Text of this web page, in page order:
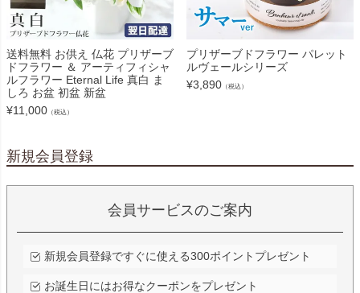
送料無料 お供え 仏花 プリザーブ
ドフラワー ＆ アーティフィシャ
ルフラワー Eternal Life 真白 ま
しろ お盆 初盆 新盆
¥11,000 （税込）
プリザーブドフラワー パレット
ルヴェールシリーズ
¥3,890 （税込）
新規会員登録
会員サービスのご案内
新規会員登録ですぐに使える300ポイントプレゼント
お誕生日にはお得なクーポンをプレゼント